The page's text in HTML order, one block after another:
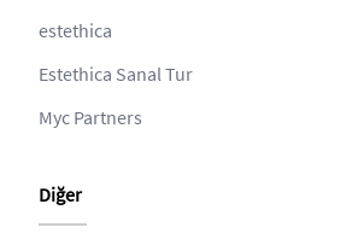
estethica
Estethica Sanal Tur
Myc Partners
Diğer